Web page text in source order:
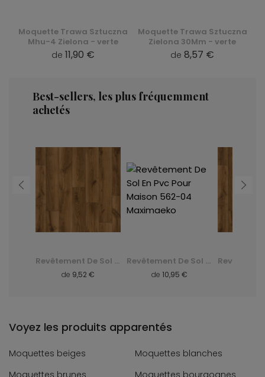
Moquette Trawa Sztuczna
Mhu-4 Zielona - verte
de 11,90 €
Moquette Trawa Sztuczna
Zielona 30Mm - verte
de 8,57 €
Best-sellers, les plus fréquemment
achetés
Revêtement De Sol En Pvc Pour Maison 482-02 Bonus
de 9,52 €
Revêtement De Sol En Pvc Pour Maison 562-04 Maximaeko
de 10,95 €
Voyez les produits apparentés
Moquettes beiges
Moquettes blanches
Moquettes brunes
Moquettes bourgognes